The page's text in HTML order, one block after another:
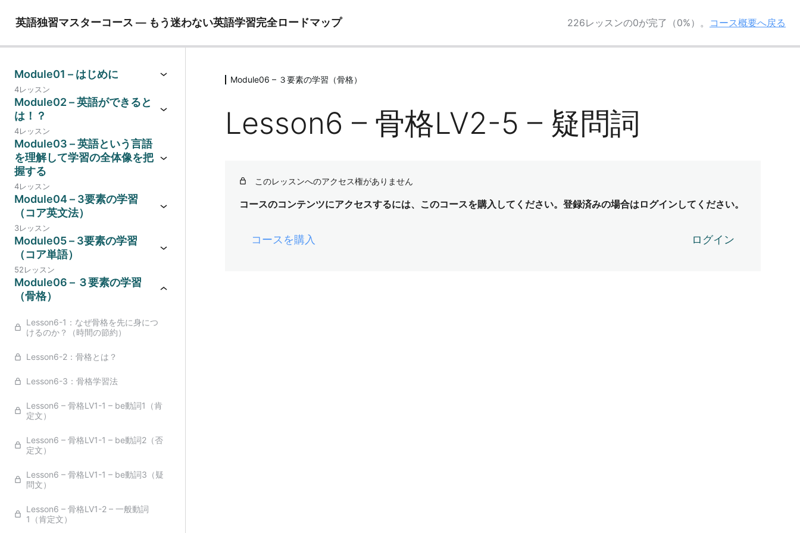
英語独習マスターコース ― もう迷わない英語学習完全ロードマップ 226レッスンの0が完了（0%）。 コース概要へ戻る
Module01 – はじめに
4レッスン
Module02 – 英語ができると
は！？
4レッスン
Module03 – 英語という言語
を理解して学習の全体像を把
握する
4レッスン
Module04 – 3要素の学習
（コア英文法）
3レッスン
Module05 – 3要素の学習
（コア単語）
52レッスン
Module06 – ３要素の学習
（骨格）
Lesson6-1：なぜ骨格を先に身につ
けるのか？（時間の節約）
Lesson6-2：骨格とは？
Lesson6-3：骨格学習法
Lesson6 – 骨格LV1-1 – be動詞1（肯
定文）
Lesson6 – 骨格LV1-1 – be動詞2（否
定文）
Lesson6 – 骨格LV1-1 – be動詞3（疑
問文）
Lesson6 – 骨格LV1-2 – 一般動詞
1（肯定文）
Module06 – ３要素の学習（骨格）
Lesson6 – 骨格LV2-5 – 疑問詞
このレッスンへのアクセス権がありません
コースのコンテンツにアクセスするには、このコースを購入してください。登録済みの場合はログインしてください。
コースを購入 ログイン